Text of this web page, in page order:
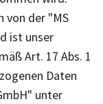
von der "MS
ist unser
Art. 17 Abs. 1
Daten
unter